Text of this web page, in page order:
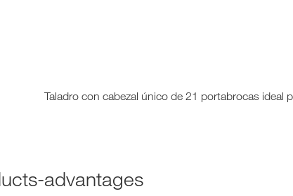
Taladro con cabezal único de 21 portabrocas ideal
advantages